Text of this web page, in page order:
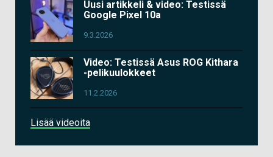
Uusi artikkeli & video: Testissä
Google Pixel 10a
9.3.2026
Video: Testissä Asus ROG Kithara
-pelikuulokkeet
11.2.2026
Lisää videoita